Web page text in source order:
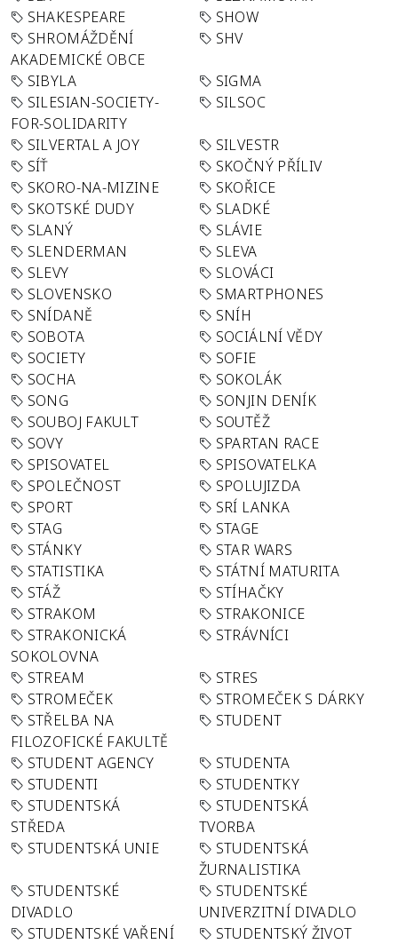
SHAKESPEARE
SHOW
SHROMÁŽDĚNÍ
AKADEMICKÉ OBCE
SHV
SIBYLA
SIGMA
SILESIAN-SOCIETY-
FOR-SOLIDARITY
SILSOC
SILVERTAL A JOY
SILVESTR
SÍŤ
SKOČNÝ PŘÍLIV
SKORO-NA-MIZINE
SKOŘICE
SKOTSKÉ DUDY
SLADKÉ
SLANÝ
SLÁVIE
SLENDERMAN
SLEVA
SLEVY
SLOVÁCI
SLOVENSKO
SMARTPHONES
SNÍDANĚ
SNÍH
SOBOTA
SOCIÁLNÍ VĚDY
SOCIETY
SOFIE
SOCHA
SOKOLÁK
SONG
SONJIN DENÍK
SOUBOJ FAKULT
SOUTĚŽ
SOVY
SPARTAN RACE
SPISOVATEL
SPISOVATELKA
SPOLEČNOST
SPOLUJIZDA
SPORT
SRÍ LANKA
STAG
STAGE
STÁNKY
STAR WARS
STATISTIKA
STÁTNÍ MATURITA
STÁŽ
STÍHAČKY
STRAKOM
STRAKONICE
STRAKONICKÁ
SOKOLOVNA
STRÁVNÍCI
STREAM
STRES
STROMEČEK
STROMEČEK S DÁRKY
STŘELBA NA
FILOZOFICKÉ FAKULTĚ
STUDENT
STUDENT AGENCY
STUDENTA
STUDENTI
STUDENTKY
STUDENTSKÁ
STŘEDA
STUDENTSKÁ
TVORBA
STUDENTSKÁ UNIE
STUDENTSKÁ
ŽURNALISTIKA
STUDENTSKÉ
DIVADLO
STUDENTSKÉ
UNIVERZITNÍ DIVADLO
STUDENTSKÉ VAŘENÍ
STUDENTSKÝ ŽIVOT